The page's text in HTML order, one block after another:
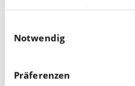
zusammen, die Sie ihnen
haben.
Notwendig
Präferenzen
schwer verlagert wird – ein